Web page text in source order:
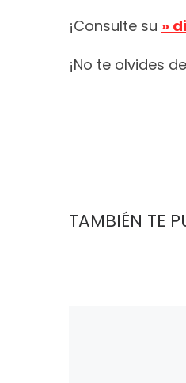
¡Consulte su »
¡No te olvides
TAMBIÉN TE